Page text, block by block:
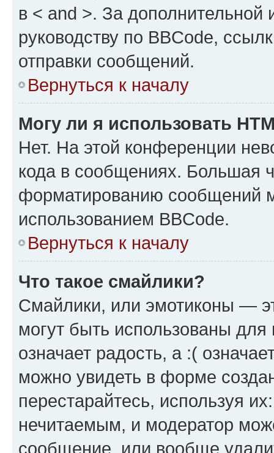
в < and >. За
руководству по BBCode,
отправки сообщений.
Вернуться к началу
Могу ли я использовать
Нет. На этой конференции
кода в сообщениях. Большая
форматированию сообщений
использованием BBCode.
Вернуться к началу
Что такое смайлики?
Смайлики, или эмотиконы —
могут быть использованы
означает радость, а :(
можно увидеть в форме
перестарайтесь, используя
нечитаемым, и модератор
сообщение, или вообще